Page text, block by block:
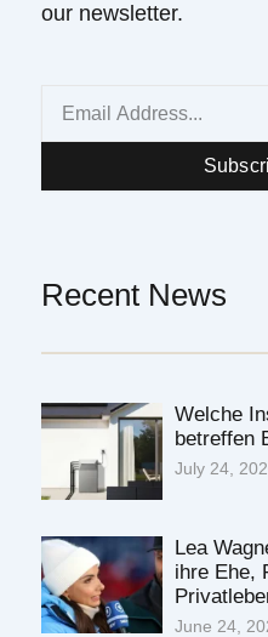
our newsletter.
Recent News
Welche
betreffen
July 24,
Lea
ihre Ehe,
June 24,